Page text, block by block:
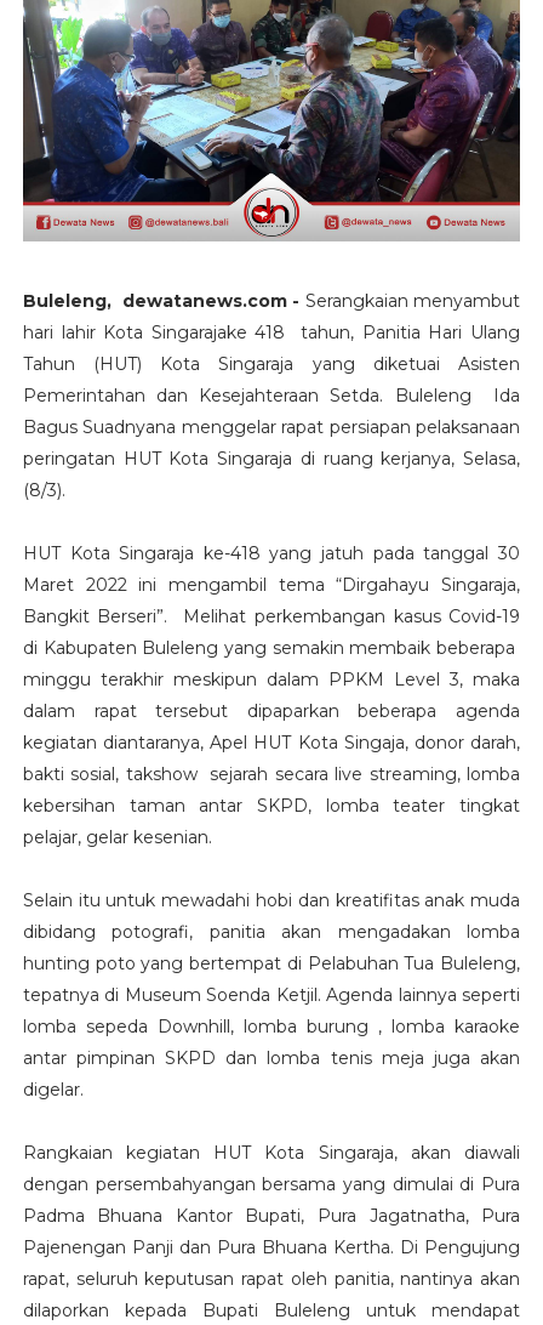
Buleleng, dewatanews.com - Serangkaian menyambut
hari lahir Kota Singarajake 418 tahun, Panitia Hari Ulang
Tahun (HUT) Kota Singaraja yang diketuai Asisten
Pemerintahan dan Kesejahteraan Setda. Buleleng Ida
Bagus Suadnyana menggelar rapat persiapan pelaksanaan
peringatan HUT Kota Singaraja di ruang kerjanya, Selasa,
(8/3).
HUT Kota Singaraja ke-418 yang jatuh pada tanggal 30
Maret 2022 ini mengambil tema “Dirgahayu Singaraja,
Bangkit Berseri”. Melihat perkembangan kasus Covid-19
di Kabupaten Buleleng yang semakin membaik beberapa
minggu terakhir meskipun dalam PPKM Level 3, maka
dalam rapat tersebut dipaparkan beberapa agenda
kegiatan diantaranya, Apel HUT Kota Singaja, donor darah,
bakti sosial, takshow sejarah secara live streaming, lomba
kebersihan taman antar SKPD, lomba teater tingkat
pelajar, gelar kesenian.
Selain itu untuk mewadahi hobi dan kreatifitas anak muda
dibidang potografi, panitia akan mengadakan lomba
hunting poto yang bertempat di Pelabuhan Tua Buleleng,
tepatnya di Museum Soenda Ketjil. Agenda lainnya seperti
lomba sepeda Downhill, lomba burung , lomba karaoke
antar pimpinan SKPD dan lomba tenis meja juga akan
digelar.
Rangkaian kegiatan HUT Kota Singaraja, akan diawali
dengan persembahyangan bersama yang dimulai di Pura
Padma Bhuana Kantor Bupati, Pura Jagatnatha, Pura
Pajenengan Panji dan Pura Bhuana Kertha. Di Pengujung
rapat, seluruh keputusan rapat oleh panitia, nantinya akan
dilaporkan kepada Bupati Buleleng untuk mendapat